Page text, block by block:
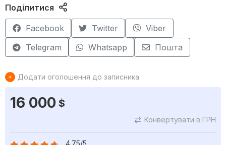
Поділитися
Facebook Twitter
Viber
Telegram
Whatsapp Пошта
Додати оголошення до записника
16 000 $
Конвертувати в ГРН
4.75/5